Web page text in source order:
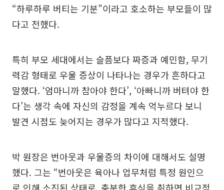
“하루하루 버티는 기분”이라고 호소하는 부모들이 많
다고 전했다.
특히 부모 세대에서는 슬픔보다 짜증과 예민함, 무기
력감 형태로 우울 증상이 나타나는 경우가 흔하다고
말했다. ‘엄마니까 참아야 한다’, ‘아빠니까 버텨야 한
다’는 생각 속에 자신의 감정을 계속 억누르다 보니
발견 시점도 늦어지는 경우가 많다고 지적했다.
박 원장은 번아웃과 우울증의 차이에 대해서도 설명
했다. 그는 “번아웃은 육아나 업무처럼 특정 원인으